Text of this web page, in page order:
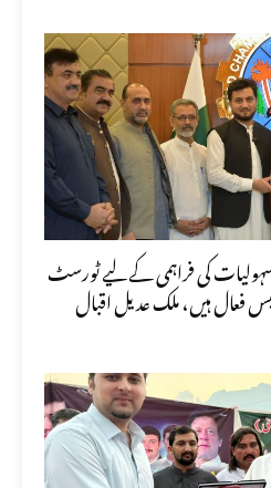
کی فراہمی کے لیے ٹورسٹ
فعال ہیں، ملک عدیل اقبال